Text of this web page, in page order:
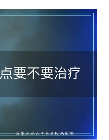
血痣这类良性白斑，通常